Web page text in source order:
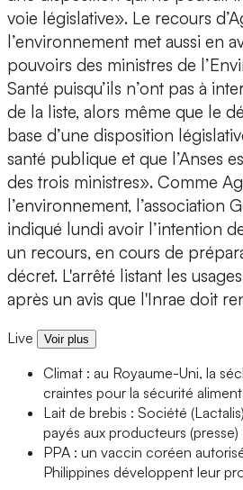
voie législative». Le recours
l’environnement met aussi en
pouvoirs des ministres de
Santé puisqu’ils n’ont pas à
de la liste, alors même que le
base d’une disposition
santé publique et que l’Anses
des trois ministres». Comme
l’environnement, l’association
indiqué lundi avoir l’intention
un recours, en cours de
décret. L'arrêté listant les
après un avis que l'Inrae doit
Live Voir plus
Climat : au Royaume-Uni, la
craintes pour la sécurité
Lait de brebis : Société
payés aux producteurs (presse)
PPA : un vaccin coréen
Philippines développent leur